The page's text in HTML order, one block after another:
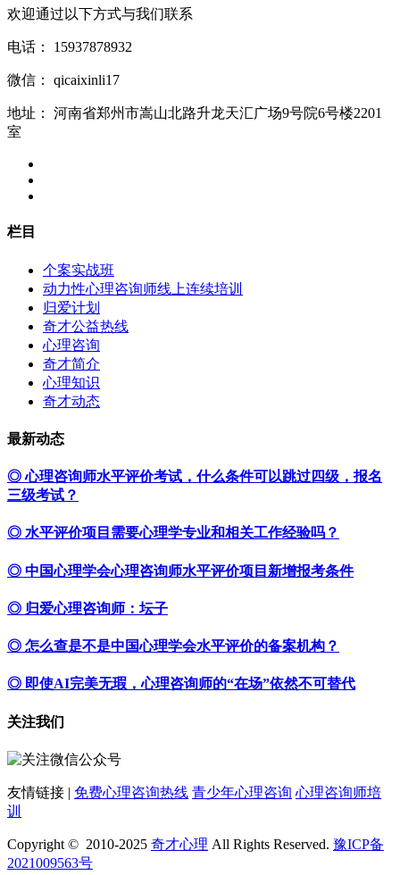
欢迎通过以下方式与我们联系
电话： 15937878932
微信： qicaixinli17
地址：
河南省郑州市嵩山北路升龙天汇广场9号院6号楼2201
室
栏目
个案实战班
动力性心理咨询师线上连续培训
归爱计划
奇才公益热线
心理咨询
奇才简介
心理知识
奇才动态
最新动态
◎ 心理咨询师水平评价考试，什么条件可以跳过四级，报名
三级考试？
◎ 水平评价项目需要心理学专业和相关工作经验吗？
◎ 中国心理学会心理咨询师水平评价项目新增报考条件
◎ 归爱心理咨询师：坛子
◎ 怎么查是不是中国心理学会水平评价的备案机构？
◎ 即使AI完美无瑕，心理咨询师的“在场”依然不可替代
关注我们
友情链接 | 免费心理咨询热线 青少年心理咨询 心理咨询师培
训
Copyright © 2010-2025 奇才心理 All Rights Reserved. 豫ICP备
2021009563号